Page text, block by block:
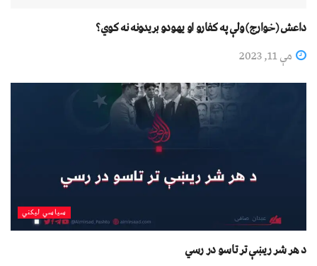
داعش (خوارج) ولې په کفارو او یهودو بريدونه نه کوي؟
مې 11, 2023
سیاسي لیکني
د هر شر ریښې تر تاسو در رسي